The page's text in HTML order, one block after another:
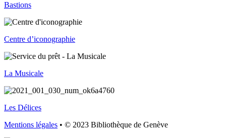
Bastions
Centre d’iconographie
La Musicale
Les Délices
Mentions légales • © 2023 Bibliothèque de Genève